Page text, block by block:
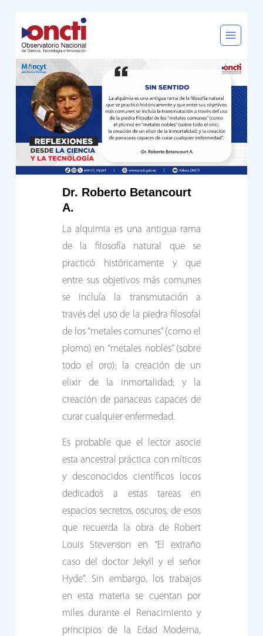
al
contenido
Dr. Roberto Betancourt
A.
La alquimia es una antigua rama
de la filosofía natural que se
practicó históricamente y que
entre sus objetivos más comunes
se incluía la transmutación a
través del uso de la piedra filosofal
de los “metales comunes” (como el
plomo) en “metales nobles” (sobre
todo el oro); la creación de un
elixir de la inmortalidad; y la
creación de panaceas capaces de
curar cualquier enfermedad.
Es probable que el lector asocie
esta ancestral práctica con míticos
y desconocidos científicos locos
dedicados a estas tareas en
espacios secretos, oscuros, de esos
que recuerda la obra de Robert
Louis Stevenson en “El extraño
caso del doctor Jekyll y el señor
Hyde”. Sin embargo, los trabajos
en esta materia se cuentan por
miles durante el Renacimiento y
principios de la Edad Moderna,